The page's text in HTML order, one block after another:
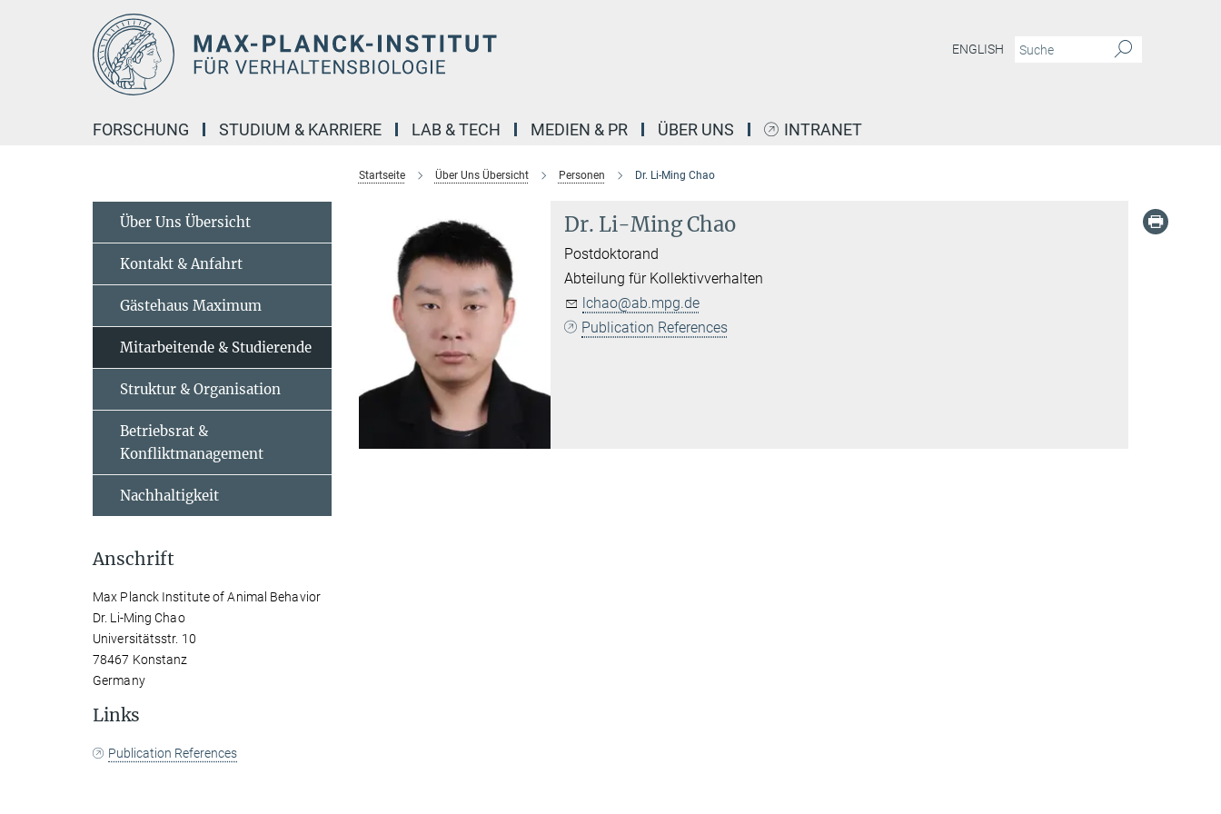
ENGLISH
FORSCHUNG STUDIUM & KARRIERE LAB & TECH MEDIEN & PR ÜBER UNS INTRANET
Startseite Über Uns Übersicht Personen Dr. Li-Ming Chao
Dr. Li-Ming Chao
Postdoktorand
Abteilung für Kollektivverhalten
lchao@ab.mpg.de
Publication References
Über Uns Übersicht
Kontakt & Anfahrt
Gästehaus Maximum
Mitarbeitende & Studierende
Struktur & Organisation
Betriebsrat &
Konfliktmanagement
Nachhaltigkeit
Anschrift
Max Planck Institute of Animal Behavior
Dr. Li-Ming Chao
Universitätsstr. 10
78467 Konstanz
Germany
Links
Publication References